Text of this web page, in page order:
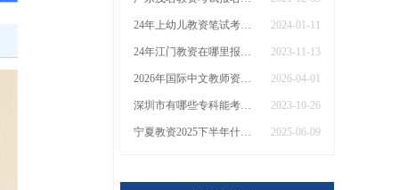
24年上幼儿教资笔试考试内容题型有哪些 2024-01-11
24年江门教资在哪里报考？ 2023-11-13
2026年国际中文教师资格证报考条件及报名流程详解！ 2026-04-01
深圳市有哪些专科能考教师资格证的专业？ 2023-10-26
宁夏教资2025下半年什么时候报名？怎么报名 2025-06-09